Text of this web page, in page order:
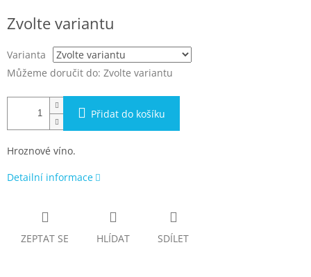
cena:
Zvolte variantu
Varianta
Můžeme doručit do: Zvolte variantu
Přidat do košíku
Hroznové víno.
Detailní informace
ZEPTAT SE HLÍDAT SDÍLET